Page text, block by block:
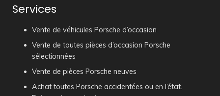
Services
Vente de véhicules Porsche d’occasion
Vente de toutes pièces d’occasion Porsche
sélectionnées
Vente de pièces Porsche neuves
Achat toutes Porsche accidentées ou en l’état.